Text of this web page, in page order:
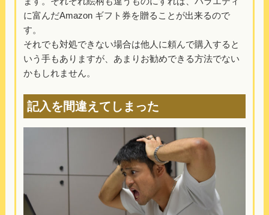
に富んだAmazon ギフト券を贈ることが出来るので
す。
それでも対処できない場合は他人に頼んで購入すると
いう手もありますが、あまりお勧めできる方法でない
かもしれません。
記入を間違えてしまった